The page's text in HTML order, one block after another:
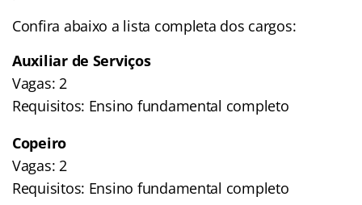
Confira abaixo a lista completa dos cargos:
Auxiliar de Serviços
Vagas: 2
Requisitos: Ensino fundamental completo
Copeiro
Vagas: 2
Requisitos: Ensino fundamental completo